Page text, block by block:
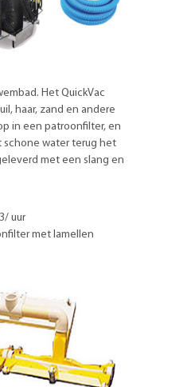
Het QuickVac
haar, zand en andere
in een patroonfilter, en
water terug het
met een slang en
uur
met lamellen